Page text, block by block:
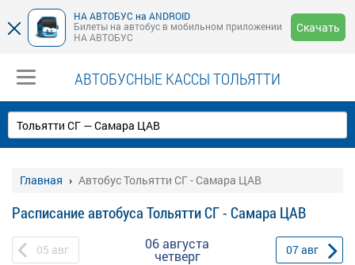
НА АВТОБУС на ANDROID
Билеты на автобус в мобильном приложении
НА АВТОБУС
Скачать
АВТОБУСНЫЕ КАССЫ ТОЛЬЯТТИ
Главная Автобус Тольятти СГ - Самара ЦАВ
Расписание автобуса Тольятти СГ - Самара ЦАВ
05 авг 06 августа
четверг 07авг